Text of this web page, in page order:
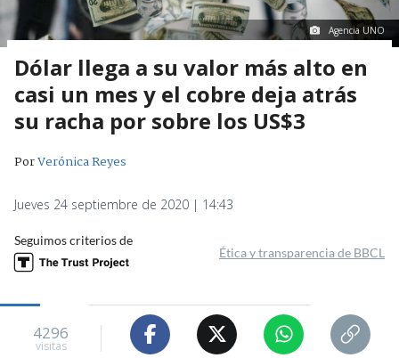
Agencia UNO
Dólar llega a su valor más alto en
casi un mes y el cobre deja atrás
su racha por sobre los US$3
PorVerónica Reyes
Jueves 24 septiembre de 2020 | 14:43
Seguimos criterios de
Ética y transparencia de BBCL
4296
visitas